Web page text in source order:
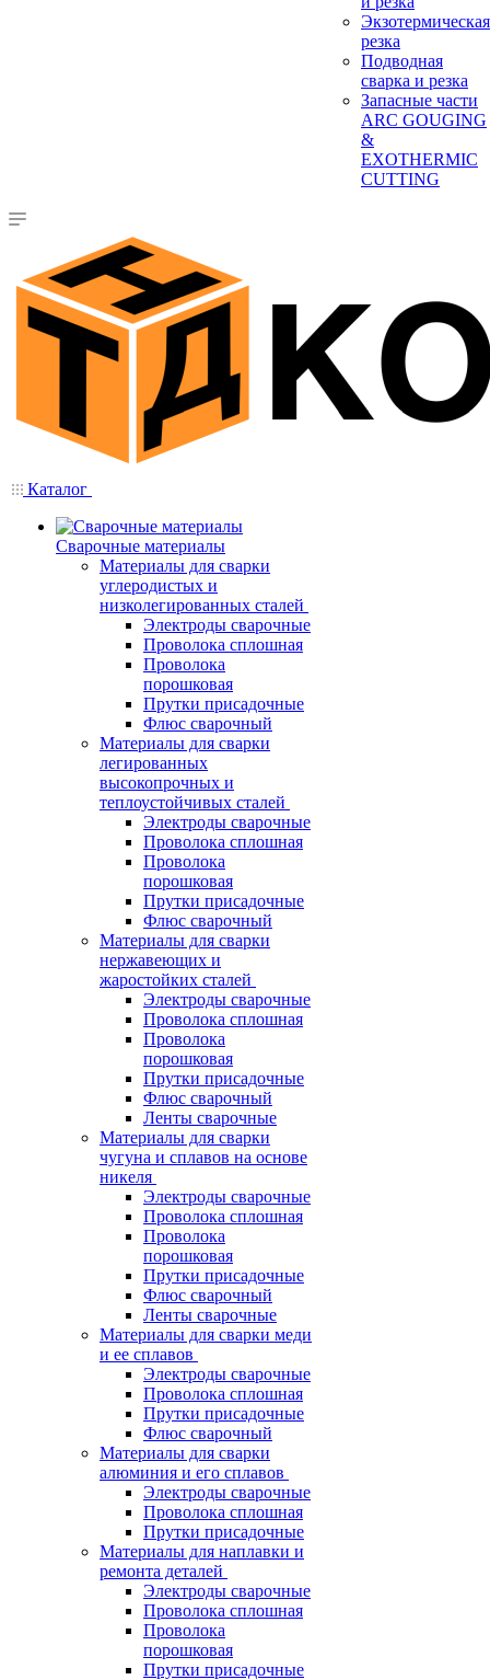
Экзотермическая
резка
Подводная
сварка и резка
Запасные части
ARC GOUGING
&
EXOTHERMIC
CUTTING
Каталог
Сварочные материалы
Материалы для сварки
углеродистых и
низколегированных сталей
Электроды сварочные
Проволока сплошная
Проволока
порошковая
Прутки присадочные
Флюс сварочный
Материалы для сварки
легированных
высокопрочных и
теплоустойчивых сталей
Электроды сварочные
Проволока сплошная
Проволока
порошковая
Прутки присадочные
Флюс сварочный
Материалы для сварки
нержавеющих и
жаростойких сталей
Электроды сварочные
Проволока сплошная
Проволока
порошковая
Прутки присадочные
Флюс сварочный
Ленты сварочные
Материалы для сварки
чугуна и сплавов на основе
никеля
Электроды сварочные
Проволока сплошная
Проволока
порошковая
Прутки присадочные
Флюс сварочный
Ленты сварочные
Материалы для сварки меди
и ее сплавов
Электроды сварочные
Проволока сплошная
Прутки присадочные
Флюс сварочный
Материалы для сварки
алюминия и его сплавов
Электроды сварочные
Проволока сплошная
Прутки присадочные
Материалы для наплавки и
ремонта деталей
Электроды сварочные
Проволока сплошная
Проволока
порошковая
Прутки присадочные